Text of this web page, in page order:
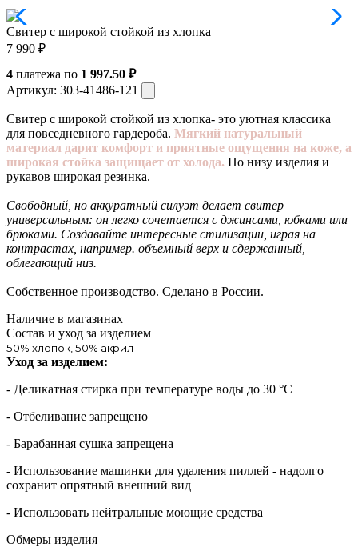
Свитер с широкой стойкой из хлопка
7 990 ₽
4 платежа по 1 997.50 ₽
Артикул: 303-41486-121
Свитер с широкой стойкой из хлопка- это уютная классика
для повседневного гардероба. Мягкий натуральный
материал дарит комфорт и приятные ощущения на коже, а
широкая стойка защищает от холода. По низу изделия и
рукавов широкая резинка.
Свободный, но аккуратный силуэт делает свитер
универсальным: он легко сочетается с джинсами, юбками или
брюками. Создавайте интересные стилизации, играя на
контрастах, например. объемный верх и сдержанный,
облегающий низ.
Собственное производство. Сделано в России.
Наличие в магазинах
Состав и уход за изделием
50% хлопок, 50% акрил
Уход за изделием:
- Деликатная стирка при температуре воды до 30 °C
- Отбеливание запрещено
- Барабанная сушка запрещена
- Использование машинки для удаления пиллей - надолго
сохранит опрятный внешний вид
- Использовать нейтральные моющие средства
Обмеры изделия